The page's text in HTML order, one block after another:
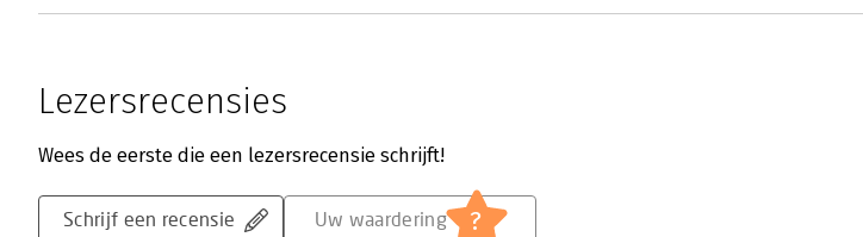
Lezersrecensies
Wees de eerste die een lezersrecensie schrijft!
Schrijf een recensie Uw waardering ?